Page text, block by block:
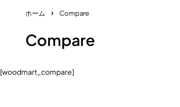
ホーム Compare
Compare
[woodmart_compare]